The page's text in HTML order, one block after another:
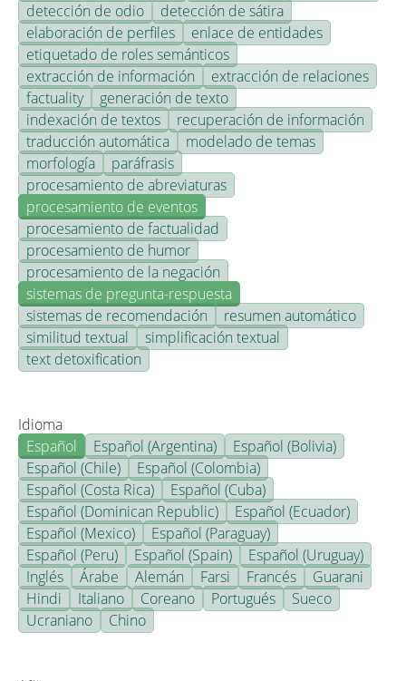
detección de odio
detección de sátira
elaboración de perfiles
enlace de entidades
etiquetado de roles semánticos
extracción de información
extracción de relaciones
factuality
generación de texto
indexación de textos
recuperación de información
traducción automática
modelado de temas
morfología
paráfrasis
procesamiento de abreviaturas
procesamiento de eventos
procesamiento de factualidad
procesamiento de humor
procesamiento de la negación
sistemas de pregunta-respuesta
sistemas de recomendación
resumen automático
similitud textual
simplificación textual
text detoxification
Idioma
Español
Español (Argentina)
Español (Bolivia)
Español (Chile)
Español (Colombia)
Español (Costa Rica)
Español (Cuba)
Español (Dominican Republic)
Español (Ecuador)
Español (Mexico)
Español (Paraguay)
Español (Peru)
Español (Spain)
Español (Uruguay)
Inglés
Árabe Alemán Farsi Francés
Guarani
Hindi
Italiano Coreano Portugués
Sueco
Ucraniano
Chino